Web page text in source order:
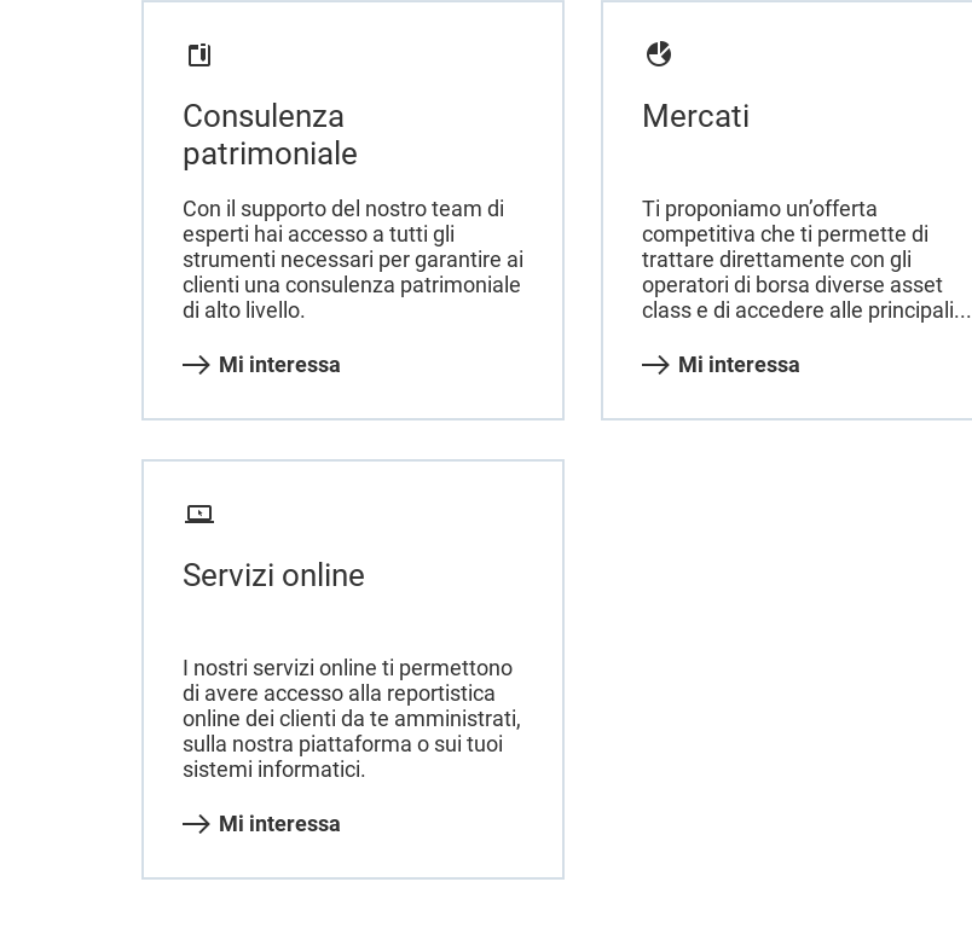
Consulenza
patrimoniale
Con il supporto del nostro team di
esperti hai accesso a tutti gli
strumenti necessari per garantire ai
clienti una consulenza patrimoniale
di alto livello.
Mi interessa
Mercati
Ti proponiamo un’offerta
competitiva che ti permette di
trattare direttamente con gli
operatori di borsa diverse asset
class e di accedere alle principali...
Mi interessa
Servizi online
I nostri servizi online ti permettono
di avere accesso alla reportistica
online dei clienti da te amministrati,
sulla nostra piattaforma o sui tuoi
sistemi informatici.
Mi interessa